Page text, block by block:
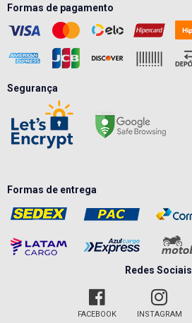
Formas de pagamento
Segurança
Formas de entrega
Redes Sociais
FACEBOOK INSTAGRAM